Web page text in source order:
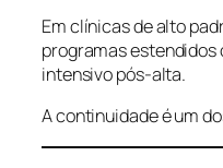
Em clínicas de alto
programas
intensivo pós-alta.
A continuidade é um